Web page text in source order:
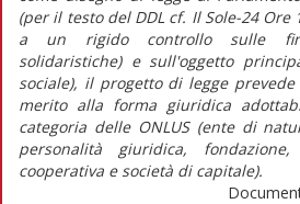
(per il testo del DDL cf. Il Sole-24 Ore
a un rigido controllo sulle
solidaristiche) e sull'oggetto
sociale), il progetto di legge
merito alla forma giuridica
categoria delle ONLUS (ente di
personalità giuridica, fondazione,
cooperativa e società di capitale).